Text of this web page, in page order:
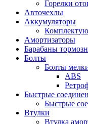
Горелки
Авточехлы
Аккумуляторы
Амортизаторы
Барабаны
Болты
Болты
ABS
Быстрые
Быстрые
Втулки
Втулка